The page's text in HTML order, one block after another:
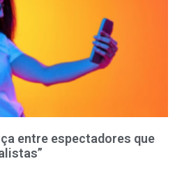
entre espectadores que